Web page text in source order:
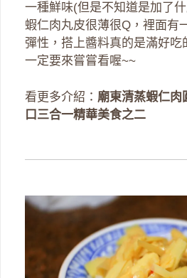
一種鮮味(但是不知道是加了
蝦仁肉丸皮很薄很Q，裡面有
彈性，搭上醬料真的是滿好吃
一定要來嘗嘗看喔~~
看更多介紹： 廟東清蒸蝦仁肉
口三合一精華美食之二